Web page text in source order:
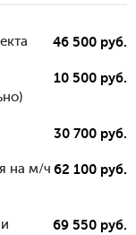
46 500 руб.
10 500 руб.
30 700 руб.
на м/ч 62 100 руб.
69 550 руб.